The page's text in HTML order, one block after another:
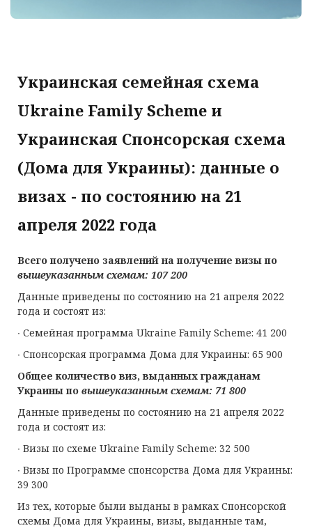
Украинская семейная схема
Ukraine Family Scheme и
Украинская Спонсорская схема
(Дома для Украины): данные о
визах - по состоянию на 21
апреля 2022 года
Всего получено заявлений на получение визы по
вышеуказанным схемам: 107 200
Данные приведены по состоянию на 21 апреля 2022
года и состоят из:
∙ Семейная программа Ukraine Family Scheme: 41 200
∙ Спонсорская программа Дома для Украины: 65 900
Общее количество виз, выданных гражданам
Украины по вышеуказанным схемам: 71 800
Данные приведены по состоянию на 21 апреля 2022
года и состоят из:
∙ Визы по схеме Ukraine Family Scheme: 32 500
∙ Визы по Программе спонсорства Дома для Украины:
39 300
Из тех, которые были выданы в рамках Спонсорской
схемы Дома для Украины, визы, выданные там,